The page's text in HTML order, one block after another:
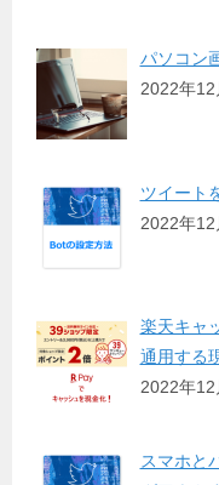
パソコン
2022年12
ツイート
2022年12
楽天キャ
通用する
2022年12
スマホと